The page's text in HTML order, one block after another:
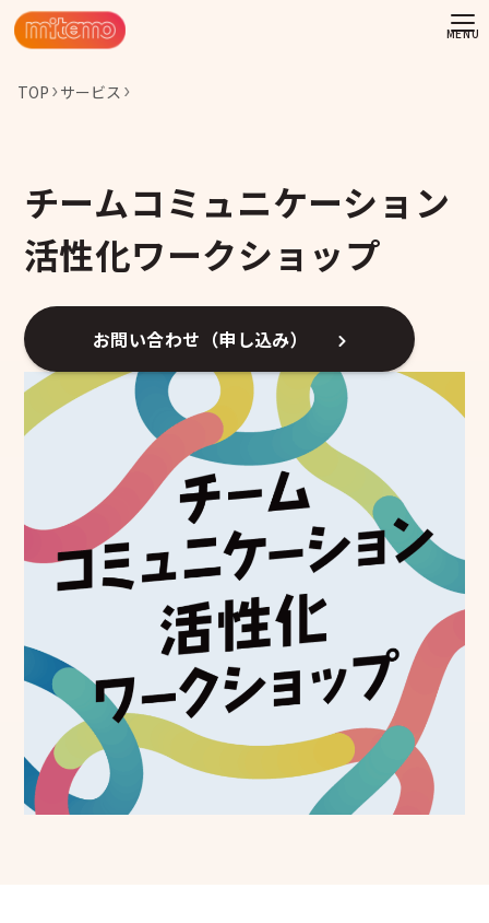
せ
TOP サービス
チームコミュニケーション
活性化ワークショップ
お問い合わせ（申し込み）